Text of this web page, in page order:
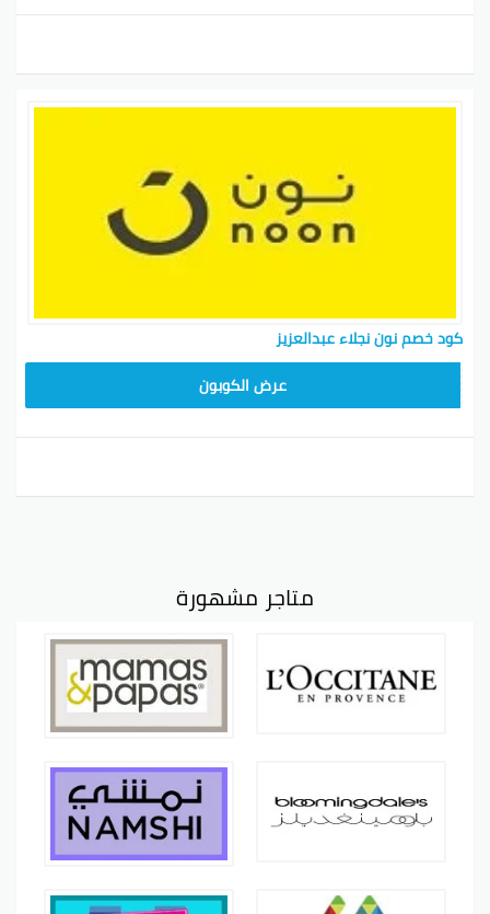
كود خصم نون نجلاء عبدالعزيز
عرض الكوبون
متاجر مشهورة